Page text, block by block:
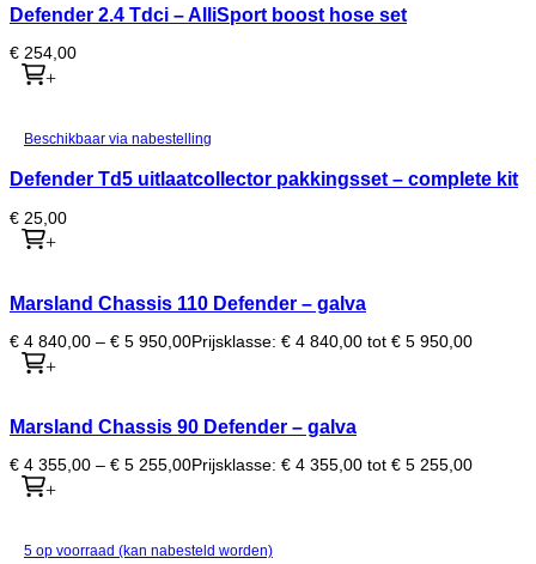
Defender 2.4 Tdci – AlliSport boost hose set
€ 254,00
+
Beschikbaar via nabestelling
Defender Td5 uitlaatcollector pakkingsset – complete kit
€ 25,00
+
Marsland Chassis 110 Defender – galva
€ 4 840,00 – € 5 950,00Prijsklasse: € 4 840,00 tot € 5 950,00
+
Marsland Chassis 90 Defender – galva
€ 4 355,00 – € 5 255,00Prijsklasse: € 4 355,00 tot € 5 255,00
+
5 op voorraad (kan nabesteld worden)